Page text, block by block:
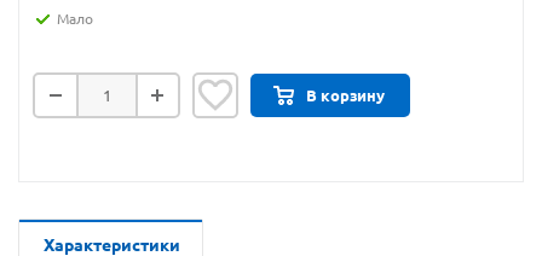
Мало
В корзину
Характеристики